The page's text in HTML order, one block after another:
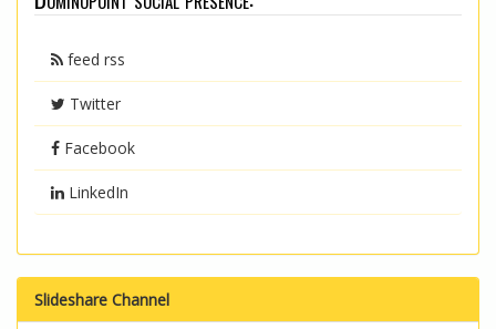
feed rss
Twitter
Facebook
LinkedIn
Slideshare Channel